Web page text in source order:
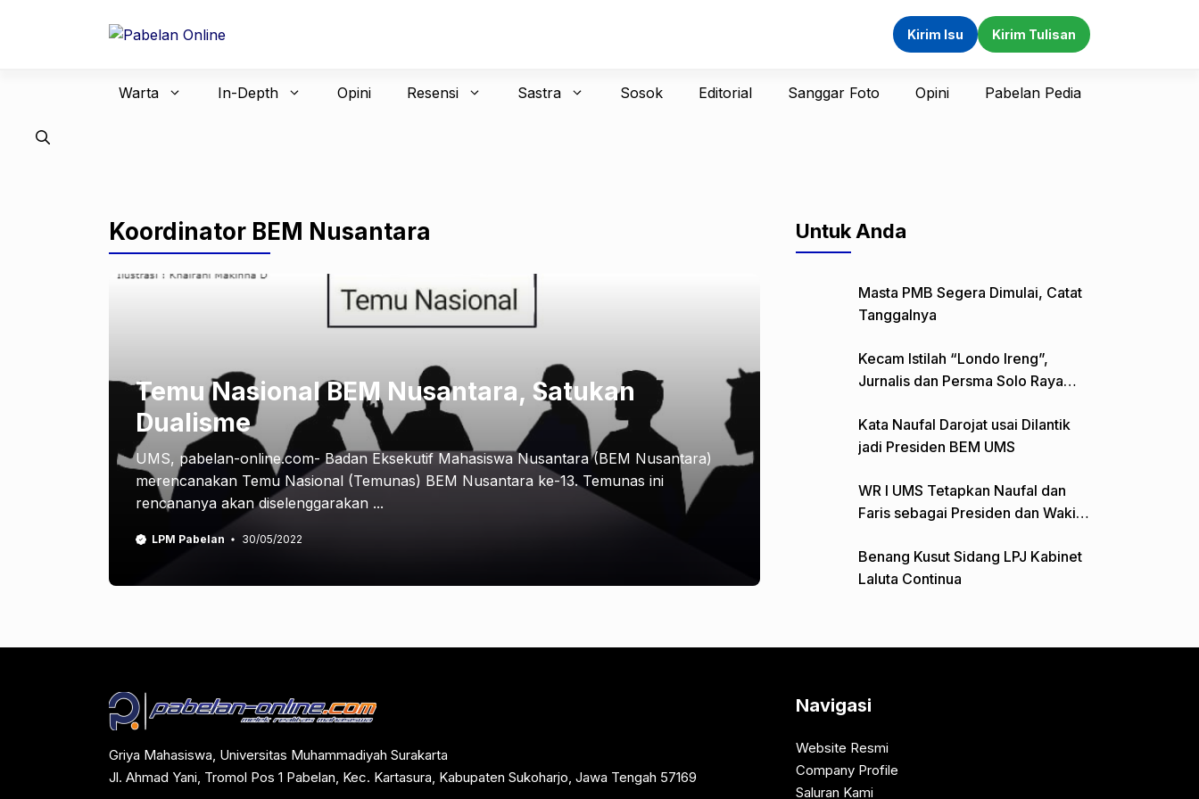
Kirim Isu Kirim Tulisan
Warta In-Depth Opini Resensi Sastra Sosok Editorial Sanggar Foto Opini Pabelan Pedia
Koordinator BEM Nusantara
Temu Nasional BEM Nusantara, Satukan
Dualisme
UMS, pabelan-online.com- Badan Eksekutif Mahasiswa Nusantara (BEM Nusantara)
merencanakan Temu Nasional (Temunas) BEM Nusantara ke-13. Temunas ini
rencananya akan diselenggarakan ...
LPM Pabelan 30/05/2022
Untuk Anda
Masta PMB Segera Dimulai, Catat
Tanggalnya
Kecam Istilah “Londo Ireng”,
Jurnalis dan Persma Solo Raya
Kata Naufal Darojat usai Dilantik
jadi Presiden BEM UMS
WR I UMS Tetapkan Naufal dan
Faris sebagai Presiden dan Wakil
Benang Kusut Sidang LPJ Kabinet
Laluta Continua
Griya Mahasiswa, Universitas Muhammadiyah Surakarta
Jl. Ahmad Yani, Tromol Pos 1 Pabelan, Kec. Kartasura, Kabupaten Sukoharjo, Jawa Tengah 57169
Navigasi
Website Resmi
Company Profile
Saluran Kami